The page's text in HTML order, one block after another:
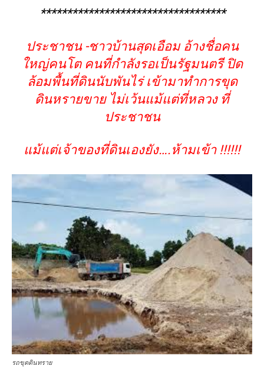
***********************************
ประชาชน -ชาวบ้านสุดเอือม อ้างชื่อคน
ใหญ่คนโต คนที่กำลังรอเป็นรัฐมนตรี ปิด
ล้อมพื้นที่ดินนับพันไร่ เข้ามาทำการขุด
ดินหรายขาย ไม่เว้นแม้แต่ที่หลวง ที่
ประชาชน
แม้แต่เจ้าของที่ดินเองยัง….ห้ามเข้า !!!!!!
รถขุดดินทราย